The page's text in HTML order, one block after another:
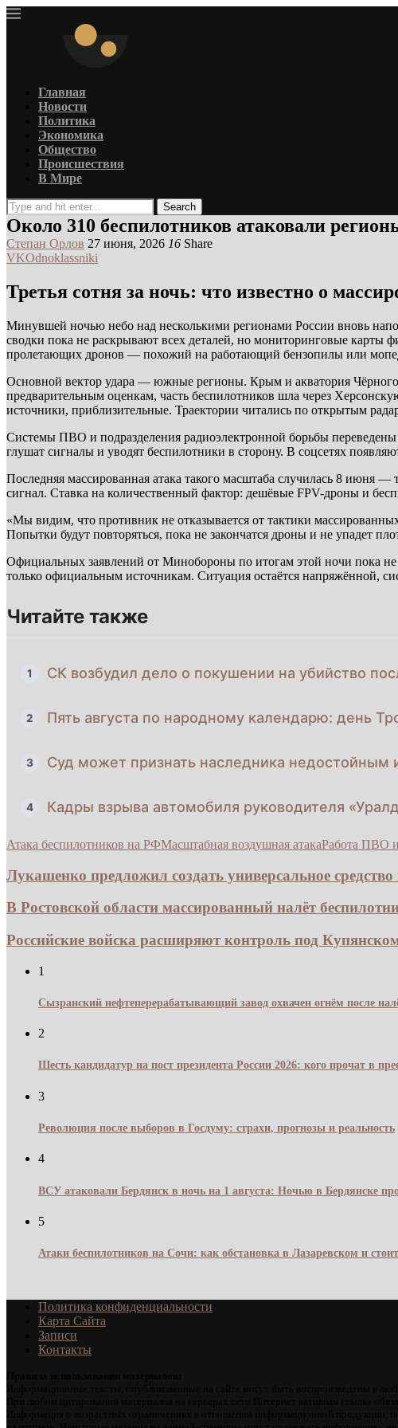
Главная
Новости
Политика
Экономика
Общество
Происшествия
В Мире
Search
Около 310 беспилотников атаковали
Степан Орлов 27 июня, 2026 16 Share
VKOdnoklassniki
Третья сотня за ночь: что известно о
Минувшей ночью небо над несколькими регионами России вновь
сводки пока не раскрывают всех деталей, но мониторинговые
пролетающих дронов — похожий на работающий бензопилы или
Основной вектор удара — южные регионы. Крым и акватория Чёрного
предварительным оценкам, часть беспилотников шла через
источники, приблизительные. Траектории читались по открытым
Системы ПВО и подразделения радиоэлектронной борьбы
глушат сигналы и уводят беспилотники в сторону. В соцсетях
Последняя массированная атака такого масштаба случилась 8
сигнал. Ставка на количественный фактор: дешёвые FPV-дроны и
«Мы видим, что противник не отказывается от тактики
Попытки будут повторяться, пока не закончатся дроны и не упадет
Официальных заявлений от Минобороны по итогам этой ночи пока не
только официальным источникам. Ситуация остаётся напряжённой,
Читайте также
1 СК возбудил дело о покушении на убийство
2 Пять августа по народному календарю: день
3 Суд может признать наследника недостойным
4 Кадры взрыва автомобиля руководителя
Атака беспилотников на РФМасштабная воздушная атакаРабота ПВО
Лукашенко предложил создать универсальное
В Ростовской области массированный налёт
Российские войска расширяют контроль под
1
Сызранский нефтеперерабатывающий завод охвачен огнём после
2
Шесть кандидатур на пост президента России 2026: кого прочат в
3
Революция после выборов в Госдуму: страхи, прогнозы и реальность
4
ВСУ атаковали Бердянск в ночь на 1 августа: Ночью в Бердянске
5
Атаки беспилотников на Сочи: как обстановка в Лазаревском и
Политика конфиденциальности
Карта Сайта
Записи
Контакты